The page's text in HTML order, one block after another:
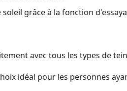
grâce à la fonction
avec tous les types de
idéal pour les personnes